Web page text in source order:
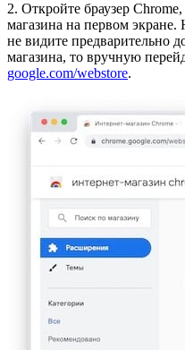
2. Откройте браузер
магазина на первом
не видите предварительно
магазина, то вручную
google.com/webstore.